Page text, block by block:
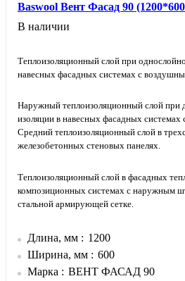
Baswool Вент Фасад 90
В наличии
Теплоизоляционный слой при
навесных фасадных системах с
Наружный теплоизоляционный слой при
изоляции в навесных фасадных
Средний теплоизоляционный слой в
железобетонных стеновых панелях.
Теплоизоляционный слой в фасадных
композиционных системах с наружным
стальной армирующей сетке.
Длина, мм
1200
Ширина, мм
600
Марка
ВЕНТ ФАСАД 90